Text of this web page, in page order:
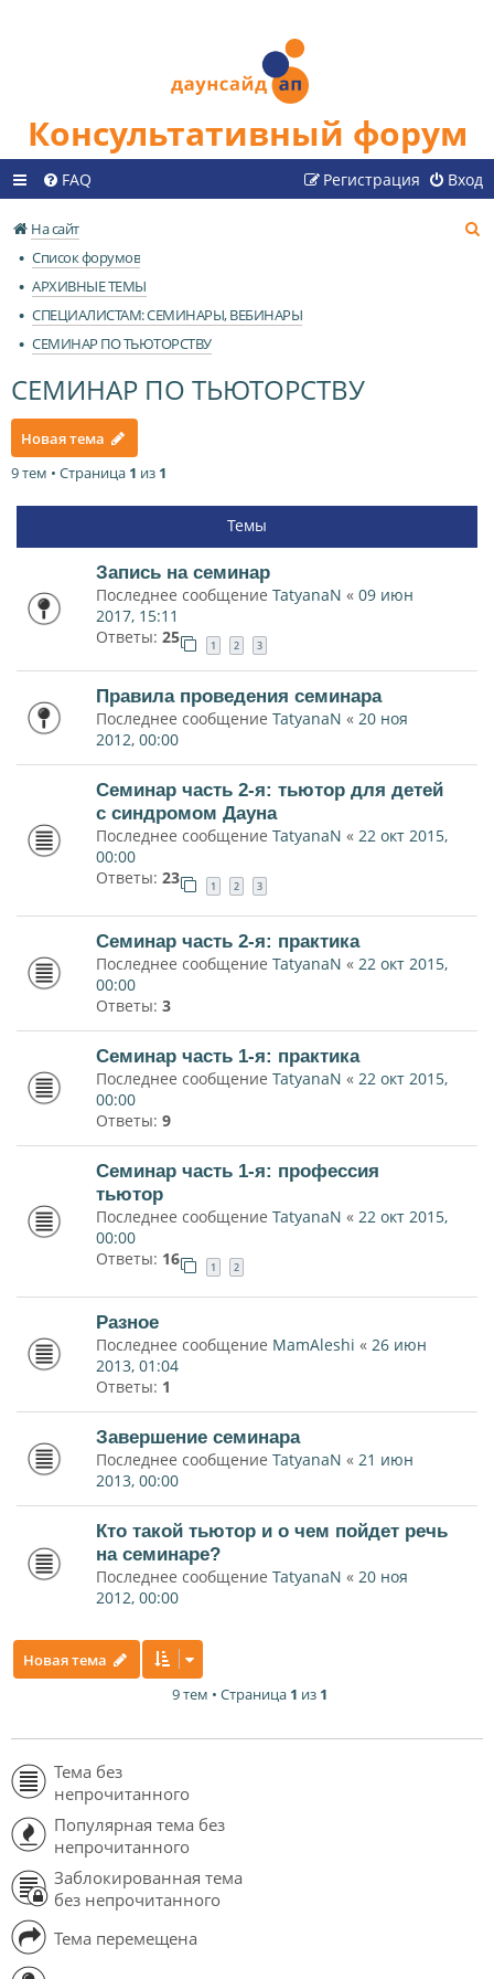
Консультативный форум
FAQ Вход
Регистрация
На сайт
Список форумов
АРХИВНЫЕ ТЕМЫ
СПЕЦИАЛИСТАМ: СЕМИНАРЫ, ВЕБИНАРЫ
СЕМИНАР ПО ТЬЮТОРСТВУ
СЕМИНАР ПО ТЬЮТОРСТВУ
Новая тема
9 тем • Страница 1 из 1
Темы
Запись на семинар
Последнее сообщение TatyanaN « 09 июн
2017, 15:11
Ответы: 25 1 2 3
Правила проведения семинара
Последнее сообщение TatyanaN « 20 ноя
2012, 00:00
Семинар часть 2-я: тьютор для детей
с синдромом Дауна
Последнее сообщение TatyanaN « 22 окт 2015,
00:00
Ответы: 23 1 2 3
Семинар часть 2-я: практика
Последнее сообщение TatyanaN « 22 окт 2015,
00:00
Ответы: 3
Семинар часть 1-я: практика
Последнее сообщение TatyanaN « 22 окт 2015,
00:00
Ответы: 9
Семинар часть 1-я: профессия
тьютор
Последнее сообщение TatyanaN « 22 окт 2015,
00:00
Ответы: 16 1 2
Разное
Последнее сообщение MamAleshi « 26 июн
2013, 01:04
Ответы: 1
Завершение семинара
Последнее сообщение TatyanaN « 21 июн
2013, 00:00
Кто такой тьютор и о чем пойдет речь
на семинаре?
Последнее сообщение TatyanaN « 20 ноя
2012, 00:00
Новая тема
9 тем • Страница 1 из 1
Тема без
непрочитанного
Популярная тема без
непрочитанного
Заблокированная тема
без непрочитанного
Тема перемещена